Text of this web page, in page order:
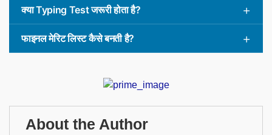
क्या Typing Test जरूरी होता है?
फाइनल मेरिट लिस्ट कैसे बनती है?
About the Author